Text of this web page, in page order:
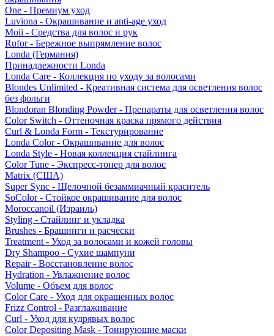
One - Премиум уход
Luviona - Окрашивание и anti-age уход
Moii - Средства для волос и рук
Rufor - Бережное выпрямление волос
Londa (Германия)
Принадлежности Londa
Londa Care - Коллекция по уходу за волосами
Blondes Unlimited - Креативная система для осветления волос
без фольги
Blondoran Blonding Powder - Препараты для осветления волос
Color Switch - Оттеночная краска прямого действия
Curl & Londa Form - Текстурирование
Londa Color - Окрашивание для волос
Londa Style - Новая коллекция стайлинга
Color Tune - Экспресс-тонер для волос
Matrix (США)
Super Sync - Щелочной безаммиачный краситель
SoColor - Стойкое окрашивание для волос
Moroccanoil (Израиль)
Styling - Стайлинг и укладка
Brushes - Брашинги и расчески
Treatment - Уход за волосами и кожей головы
Dry Shampoo - Сухие шампуни
Repair - Восстановление волос
Hydration - Увлажнение волос
Volume - Объем для волос
Color Care - Уход для окрашенных волос
Frizz Control - Разглаживание
Curl - Уход для кудрявых волос
Color Depositing Mask - Тонирующие маски